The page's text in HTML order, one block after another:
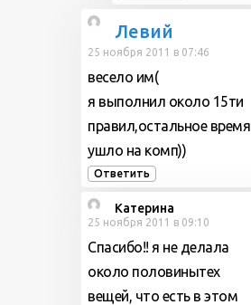
Левий
25 ноября 2011 в 07:46
весело им(
я выполнил около 15ти
правил,остальное время
ушло на комп))
Ответить
Катерина
25 ноября 2011 в 09:10
Спасибо!! я не делала
около половинытех
вещей, что есть в этом